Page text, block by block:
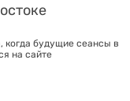
когда будущие сеансы в
на сайте